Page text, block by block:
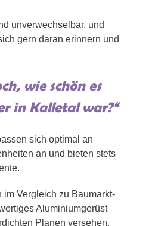
unverwechselbar, und
gern daran erinnern und
wie schön es
in Kalletal war?“
sich optimal an
an und bieten stets
im Vergleich zu Baumarkt-
Aluminiumgerüst
Planen versehen.